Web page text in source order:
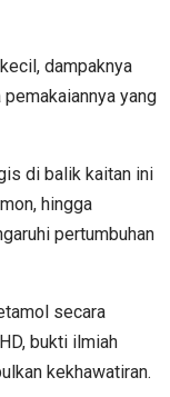
dampaknya
yang
di balik kaitan ini
hingga
pertumbuhan
secara
bukti ilmiah
kekhawatiran.